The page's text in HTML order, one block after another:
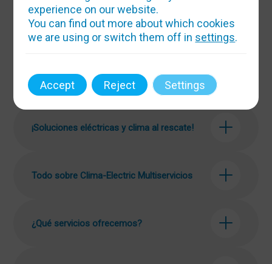
FAQ’s
¡Soluciones eléctricas y clima al rescate!
Todo sobre Clima-Electric Multiservicios
¿Qué servicios ofrecemos?
experience on our website.
You can find out more about which cookies
we are using or switch them off in settings.
Accept Reject Settings